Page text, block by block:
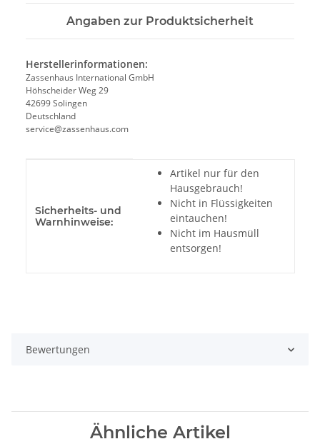
Angaben zur Produktsicherheit
Herstellerinformationen:
Zassenhaus International GmbH
Höhscheider Weg 29
42699 Solingen
Deutschland
service@zassenhaus.com
Sicherheits- und
Warnhinweise:
Artikel nur für den
Hausgebrauch!
Nicht in Flüssigkeiten
eintauchen!
Nicht im Hausmüll
entsorgen!
Bewertungen
Ähnliche Artikel